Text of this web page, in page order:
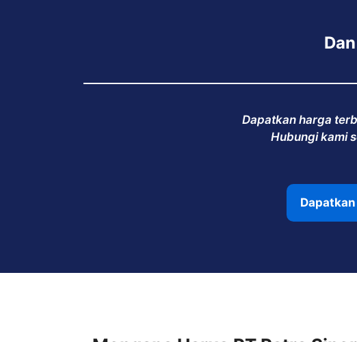
Dapatkan harga
Hubungi kami